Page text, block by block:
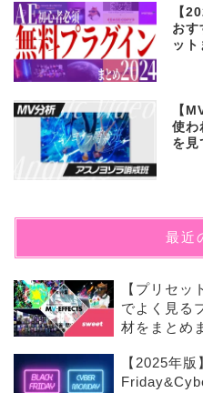
【
おす
ット
【
使わ
を見
最近
【プリセ
でよく見る
材をまとめ
【2025年